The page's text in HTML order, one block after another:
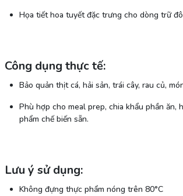
Họa tiết hoa tuyết đặc trưng cho dòng trữ
Công dụng thực tế:
Bảo quản thịt cá, hải sản, trái cây, rau củ,
Phù hợp cho meal prep, chia khẩu phần ăn,
phẩm chế biến sẵn.
Lưu ý sử dụng:
Không đựng thực phẩm nóng trên 80°C